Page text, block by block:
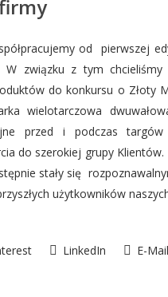
od pierwszej
związku z tym chcieliśmy
do konkursu o Złoty
wielotarczowa
przed i podczas
do szerokiej grupy
stały się
użytkowników
LinkedIn E-Mail